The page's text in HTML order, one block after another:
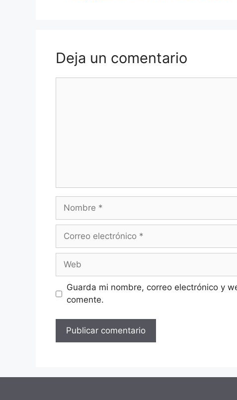
Deja un comentario
Nombre
Correo
Web
Guarda mi nombre, correo electrónico y
comente.